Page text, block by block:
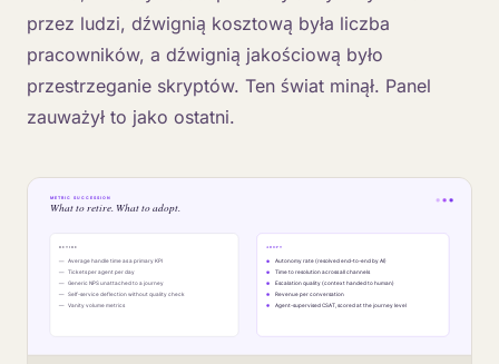
przez ludzi, dźwignią kosztową była liczba
pracowników, a dźwignią jakościową było
przestrzeganie skryptów. Ten świat minął. Panel
zauważył to jako ostatni.